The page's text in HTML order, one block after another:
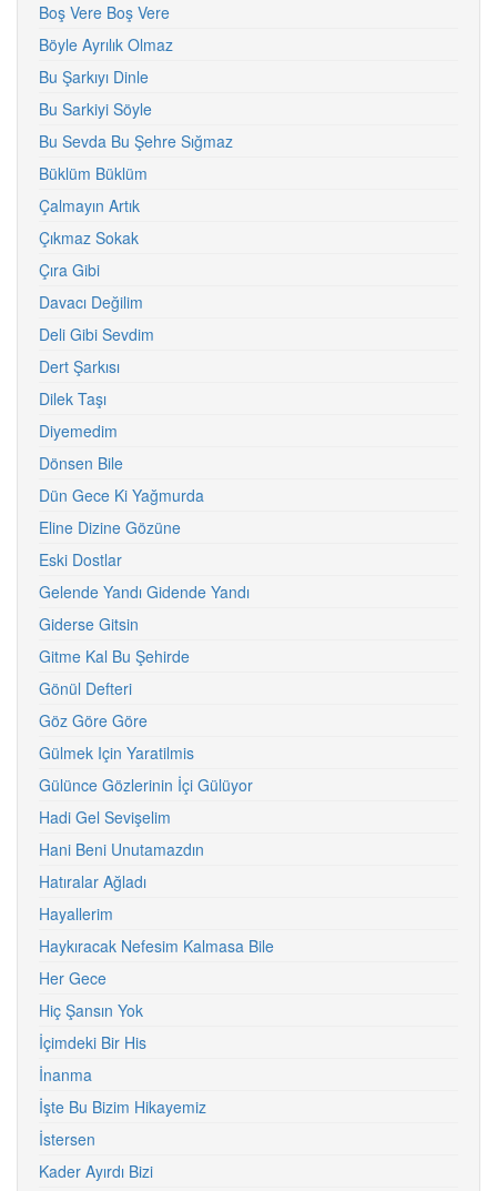
Boş Vere Boş Vere
Böyle Ayrılık Olmaz
Bu Şarkıyı Dinle
Bu Sarkiyi Söyle
Bu Sevda Bu Şehre Sığmaz
Büklüm Büklüm
Çalmayın Artık
Çıkmaz Sokak
Çıra Gibi
Davacı Değilim
Deli Gibi Sevdim
Dert Şarkısı
Dilek Taşı
Diyemedim
Dönsen Bile
Dün Gece Ki Yağmurda
Eline Dizine Gözüne
Eski Dostlar
Gelende Yandı Gidende Yandı
Giderse Gitsin
Gitme Kal Bu Şehirde
Gönül Defteri
Göz Göre Göre
Gülmek Için Yaratilmis
Gülünce Gözlerinin İçi Gülüyor
Hadi Gel Sevişelim
Hani Beni Unutamazdın
Hatıralar Ağladı
Hayallerim
Haykıracak Nefesim Kalmasa Bile
Her Gece
Hiç Şansın Yok
İçimdeki Bir His
İnanma
İşte Bu Bizim Hikayemiz
İstersen
Kader Ayırdı Bizi